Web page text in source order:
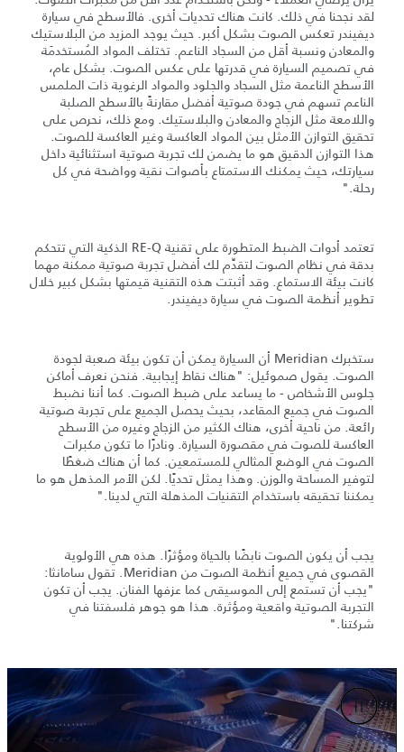
لقد نجحنا في ذلك. كانت هناك تحديات أخرى. فالأسطح في سيارة
ديفيندر تعكس الصوت بشكل أكبر. حيث يوجد المزيد من البلاستيك
والمعادن ونسبة أقل من السجاد الناعم. تختلف المواد المُستخدمَة
في تصميم السيارة في قدرتها على عكس الصوت. بشكل عام،
الأسطح الناعمة مثل السجاد والجلود والمواد الرغوية ذات الملمس
الناعم تسهم في جودة صوتية أفضل مقارنةً بالأسطح الصلبة
واللامعة مثل الزجاج والمعادن والبلاستيك. ومع ذلك، نحرص على
تحقيق التوازن الأمثل بين المواد العاكسة وغير العاكسة للصوت.
هذا التوازن الدقيق هو ما يضمن لك تجربة صوتية استثنائية داخل
سيارتك، حيث يمكنك الاستمتاع بأصوات نقية وواضحة في كل
رحلة."
تعتمد أدوات الضبط المتطورة على تقنية RE-Q الذكية التي تتحكم
بدقة في نظام الصوت لتقدِّم لك أفضل تجربة صوتية ممكنة مهما
كانت بيئة الاستماع. وقد أثبتت هذه التقنية قيمتها بشكل كبير خلال
تطوير أنظمة الصوت في سيارة ديفيندر.
ستخبرك Meridian أن السيارة يمكن أن تكون بيئة صعبة لجودة
الصوت. يقول صموئيل: "هناك نقاط إيجابية. فنحن نعرف أماكن
جلوس الأشخاص - ما يساعد على ضبط الصوت. كما أننا نضبط
الصوت في جميع المقاعد، بحيث يحصل الجميع على تجربة صوتية
رائعة. من ناحية أخرى، هناك الكثير من الزجاج وغيره من الأسطح
العاكسة للصوت في مقصورة السيارة. ونادرًا ما تكون مكبرات
الصوت في الوضع المثالي للمستمعين. كما أن هناك ضغطًا
لتوفير المساحة والوزن. وهذا يمثل تحديًا. لكن الأمر المذهل هو ما
يمكننا تحقيقه باستخدام التقنيات المذهلة التي لدينا."
يجب أن يكون الصوت نابضًا بالحياة ومؤثرًا. هذه هي الأولوية
القصوى في جميع أنظمة الصوت من Meridian. تقول سامانثا:
"يجب أن تستمع إلى الموسيقى كما عزفها الفنان. يجب أن تكون
التجربة الصوتية واقعية ومؤثرة. هذا هو جوهر فلسفتنا في
شركتنا."